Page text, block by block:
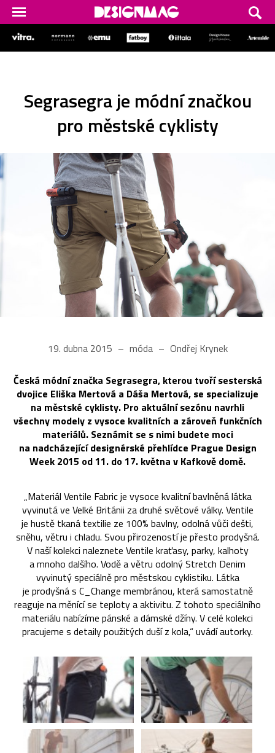
Segrasegra je módní značkou
pro městské cyklisty
19. dubna 2015 móda Ondřej Krynek
Česká módní značka Segrasegra, kterou tvoří sesterská
dvojice Eliška Mertová a Dáša Mertová, se specializuje
na městské cyklisty. Pro aktuální sezónu navrhli
všechny modely z vysoce kvalitních a zároveň funkčních
materiálů. Seznámit se s nimi budete moci
na nadcházející designérské přehlídce Prague Design
Week 2015 od 11. do 17. května v Kafkově domě.
„Materiál Ventile Fabric je vysoce kvalitní bavlněná látka
vyvinutá ve Velké Británii za druhé světové války. Ventile
je hustě tkaná textilie ze 100% bavlny, odolná vůči dešti,
sněhu, větru i chladu. Svou přirozeností je přesto prodyšná.
V naší kolekci naleznete Ventile kraťasy, parky, kalhoty
a mnoho dalšího. Vodě a větru odolný Stretch Denim
vyvinutý speciálně pro městskou cyklistiku. Látka
je prodyšná s C_Change membránou, která samostatně
reaguje na měnící se teploty a aktivitu. Z tohoto speciálního
materiálu nabízíme pánské a dámské džíny. V celé kolekci
pracujeme s detaily použitých duší z kola,“ uvádí autorky.